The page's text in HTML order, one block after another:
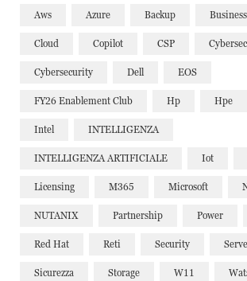
Aws Azure Backup Business
Cloud Copilot CSP
Cybersecurity Dell EOS
FY26 Enablement Club Hp Hpe
Intel INTELLIGENZA
INTELLIGENZA ARTIFICIALE Iot
Licensing M365 Microsoft
NUTANIX Partnership Power
Red Hat Reti Security
Sicurezza Storage W11